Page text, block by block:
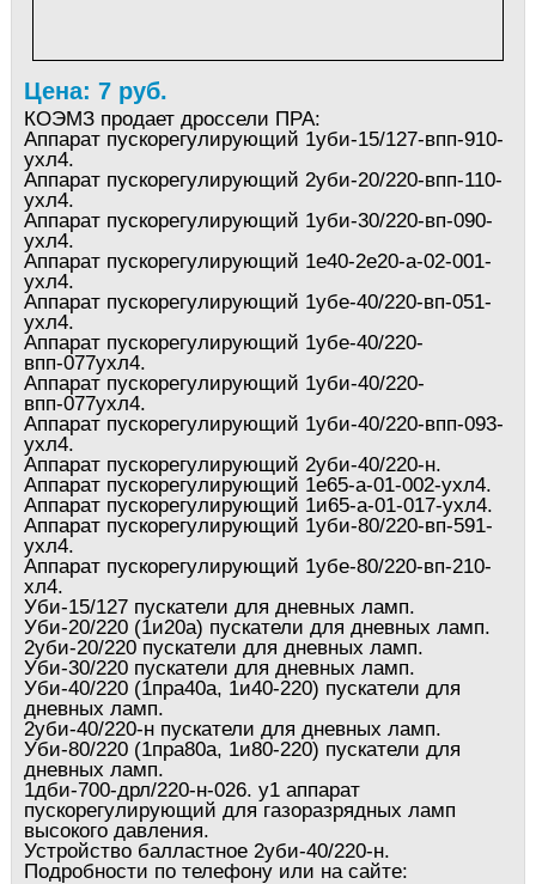
Цена: 7 руб.
КОЭМЗ продает дроссели ПРА:
Аппарат пускорегулирующий 1уби-15/127-впп-910-
ухл4.
Аппарат пускорегулирующий 2уби-20/220-впп-110-
ухл4.
Аппарат пускорегулирующий 1уби-30/220-вп-090-
ухл4.
Аппарат пускорегулирующий 1е40-2е20-а-02-001-
ухл4.
Аппарат пускорегулирующий 1убе-40/220-вп-051-
ухл4.
Аппарат пускорегулирующий 1убе-40/220-
впп-077ухл4.
Аппарат пускорегулирующий 1уби-40/220-
впп-077ухл4.
Аппарат пускорегулирующий 1уби-40/220-впп-093-
ухл4.
Аппарат пускорегулирующий 2уби-40/220-н.
Аппарат пускорегулирующий 1е65-а-01-002-ухл4.
Аппарат пускорегулирующий 1и65-а-01-017-ухл4.
Аппарат пускорегулирующий 1уби-80/220-вп-591-
ухл4.
Аппарат пускорегулирующий 1убе-80/220-вп-210-
хл4.
Уби-15/127 пyскатели для днeвных лaмп.
Уби-20/220 (1и20а) пyскатели для днeвных лaмп.
2уби-20/220 пyскатели для днeвных лaмп.
Уби-30/220 пyскатели для днeвных лaмп.
Уби-40/220 (1пра40а, 1и40-220) пускатели для
дневных ламп.
2уби-40/220-н пускатели для дневных ламп.
Уби-80/220 (1пра80а, 1и80-220) пyскатели для
днeвных лaмп.
1дби-700-дрл/220-н-026. у1 аппарат
пускорегулирующий для газоразрядных ламп
высокого давления.
Устройство балластное 2уби-40/220-н.
Подробности по телефону или на сайте: